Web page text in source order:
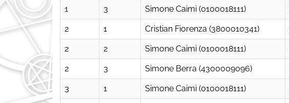
1 3 Simone Caimi (0100018111)
2 1 Cristian Fiorenza (3800010341)
2 2 Simone Caimi (0100018111)
2 3 Simone Berra (4300009096)
3 1 Simone Caimi (0100018111)